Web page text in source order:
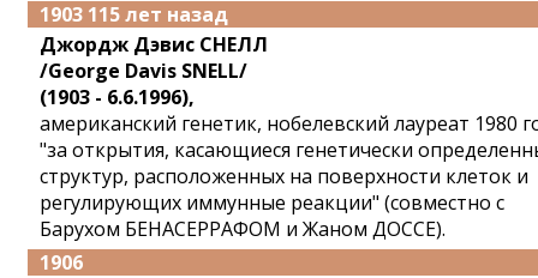
1903 115 лет назад
Джордж Дэвис СНЕЛЛ
/George Davis SNELL/
(1903 - 6.6.1996),
американский генетик, нобелевский лауреат 1980
"за открытия, касающиеся генетически
структур, расположенных на поверхности клеток и
регулирующих иммунные реакции" (совместно с
Барухом БЕНАСЕРРАФОМ и Жаном ДОССЕ).
1906